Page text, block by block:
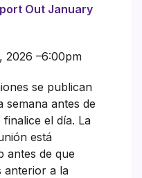
Out January
2026 –6:00pm
se publican
semana antes de
el día. La
está
antes de que
anterior a la